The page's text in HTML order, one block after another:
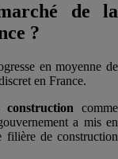
de la
?
en moyenne de
en France.
comme
a mis en
filière de construction